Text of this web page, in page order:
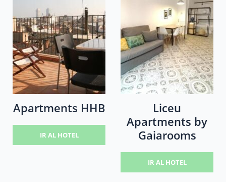
Apartments HHB
IR AL HOTEL
Liceu
Apartments by
Gaiarooms
IR AL HOTEL